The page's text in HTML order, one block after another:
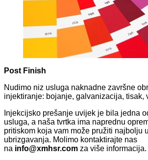
Post Finish
Nudimo niz usluga naknadne završne
injektiranje: bojanje, galvanizacija, tisak,
Injekcijsko prešanje uvijek je bila jedna
usluga, a naša tvrtka ima naprednu
pritiskom koja vam može pružiti najbolju
ubrizgavanja. Molimo kontaktirajte nas
na info@xmhsr.com za više informacija.